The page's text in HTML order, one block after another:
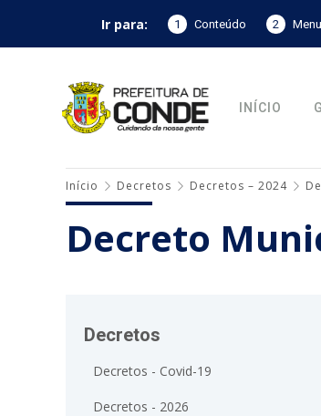
Ir para: 1 Conteúdo 2 Menu
INÍCIO
Início Decretos Decretos – 2024
Decreto
Decretos
Decretos - Covid-19
Decretos - 2026